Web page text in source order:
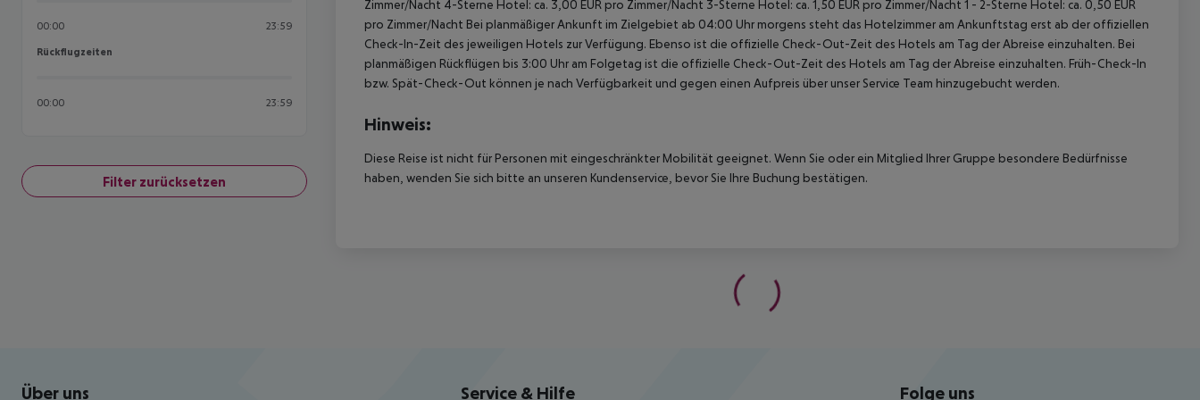
00:00 23:59
Rückflugzeiten
Rückflugzeiten
00:00 23:59
Filter zurücksetzen
Zimmer/Nacht 4-Sterne Hotel: ca. 3,00 EUR pro Zimmer/Nacht 3-Sterne Hotel: ca. 1,50 EUR pro Zimmer/Nacht 1 - 2-Sterne Hotel: ca. 0,50 EUR
pro Zimmer/Nacht Bei planmäßiger Ankunft im Zielgebiet ab 04:00 Uhr morgens steht das Hotelzimmer am Ankunftstag erst ab der offiziellen
Check-In-Zeit des jeweiligen Hotels zur Verfügung. Ebenso ist die offizielle Check-Out-Zeit des Hotels am Tag der Abreise einzuhalten. Bei
planmäßigen Rückflügen bis 3:00 Uhr am Folgetag ist die offizielle Check-Out-Zeit des Hotels am Tag der Abreise einzuhalten. Früh-Check-In
bzw. Spät-Check-Out können je nach Verfügbarkeit und gegen einen Aufpreis über unser Service Team hinzugebucht werden.
Hinweis:
Diese Reise ist nicht für Personen mit eingeschränkter Mobilität geeignet. Wenn Sie oder ein Mitglied Ihrer Gruppe besondere Bedürfnisse
haben, wenden Sie sich bitte an unseren Kundenservice, bevor Sie Ihre Buchung bestätigen.
Footer navigation
Über uns Service & Hilfe Folge uns